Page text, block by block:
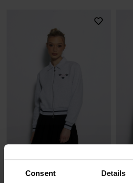
Consent Details
115,00 zł
99,00 zł